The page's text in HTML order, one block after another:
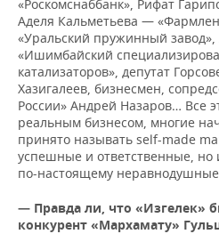
«Роскомснаббанк», Рифат
Аделя Кальметьева —
«Уральский пружинный
«Ишимбайский
катализаторов», депутат
Хазигалеев, бизнесмен,
России» Андрей Назаров… Все
реальным бизнесом, многие
принято называть self-made
успешные и ответственные,
по-настоящему
— Правда ли, что «Изгелек»
конкурент «Мархамату»